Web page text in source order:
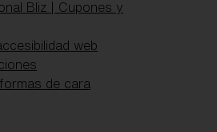
Bliz | Cupones y
web
de cara